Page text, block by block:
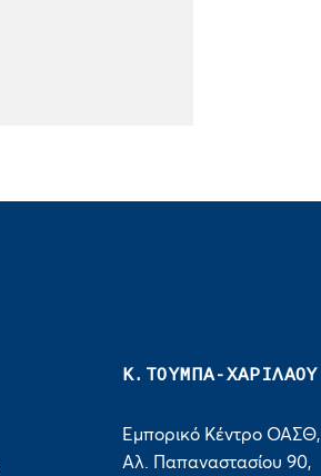
Κ.ΤΟΥΜΠΑ-ΧΑΡΙΛΑΟΥ
Εμπορικό Κέντρο ΟΑΣΘ,
Αλ. Παπαναστασίου 90,